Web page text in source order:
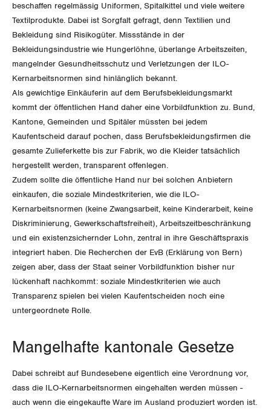
WEITERBILDUNG
NEWSLETTER
BROSCHÜREN/BÜCHER
Bestellformular
Vorstand
Präsidialausschuss
Feministische Kommission
Jugendkommission
Migrationskommission
Aargau
Beide Basel
Bern
Freiburg
Genf
Glarus
Graubünden
Nidwalden
Artikel
Vernehmlassungen
Bücher/Broschüren
Blog
Blog Daniel Lampart
Der Europa-Blog
beschaffen regelmässig Uniformen, Spitalkittel und viele weitere
Textilprodukte. Dabei ist Sorgfalt gefragt, denn Textilien und
Bekleidung sind Risikogüter. Missstände in der
Bekleidungsindustrie wie Hungerlöhne, überlange Arbeitszeiten,
mangelnder Gesundheitsschutz und Verletzungen der ILO-
Kernarbeitsnormen sind hinlänglich bekannt.
Als gewichtige Einkäuferin auf dem Berufsbekleidungsmarkt
kommt der öffentlichen Hand daher eine Vorbildfunktion zu. Bund,
Kantone, Gemeinden und Spitäler müssten bei jedem
Kaufentscheid darauf pochen, dass Berufsbekleidungsfirmen die
gesamte Zulieferkette bis zur Fabrik, wo die Kleider tatsächlich
hergestellt werden, transparent offenlegen.
Zudem sollte die öffentliche Hand nur bei solchen Anbietern
einkaufen, die soziale Mindestkriterien, wie die ILO-
Kernarbeitsnormen (keine Zwangsarbeit, keine Kinderarbeit, keine
Diskriminierung, Gewerkschaftsfreiheit), Arbeitszeitbeschränkung
und ein existenzsichernder Lohn, zentral in ihre Geschäftspraxis
integriert haben. Die Recherchen der EvB (Erklärung von Bern)
zeigen aber, dass der Staat seiner Vorbildfunktion bisher nur
lückenhaft nachkommt: soziale Mindestkriterien wie auch
Transparenz spielen bei vielen Kaufentscheiden noch eine
untergeordnete Rolle.
Mangelhafte kantonale Gesetze
Dabei schreibt auf Bundesebene eigentlich eine Verordnung vor,
dass die ILO-Kernarbeitsnormen eingehalten werden müssen -
auch wenn die eingekaufte Ware im Ausland produziert worden ist.